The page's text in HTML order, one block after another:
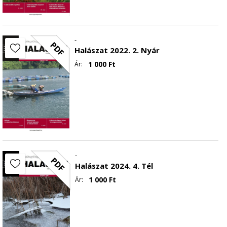
PDF -
Halászat 2022. 2. Nyár
Ár: 1 000 Ft
PDF -
Halászat 2024. 4. Tél
Ár: 1 000 Ft